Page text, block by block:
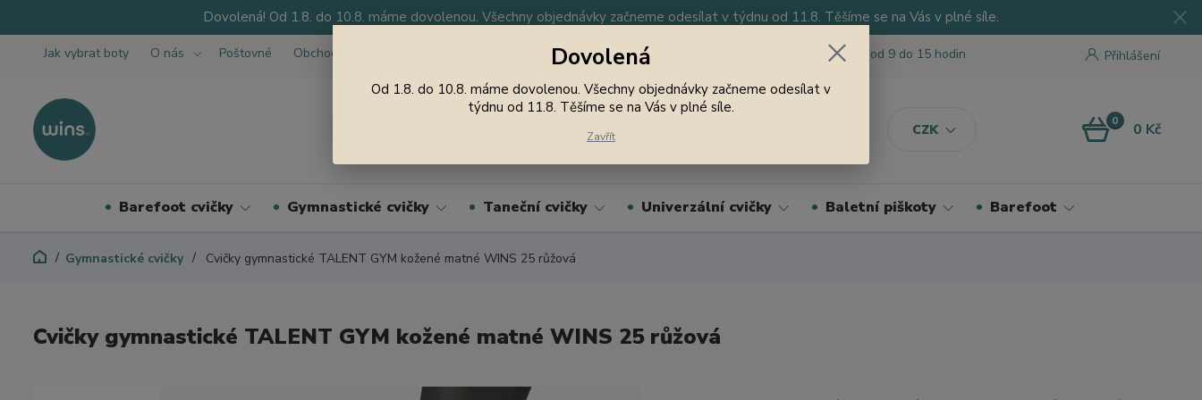
Dovolená! Od 1.8. do 10.8. máme dovolenou. Všechny objednávky začneme odesílat v týdnu od 11.8. Těšíme se na Vás v plné síle.
Jak vybrat boty O nás Poštovné Obchodní podmínky
CZK
Přihlášení
Nevíte si rady? Zavolejte. Jsme tu pro Vás od 9 do 15 hodin
0 0 Kč
Barefoot cvičky Gymnastické cvičky Taneční cvičky Univerzální cvičky Baletní piškoty Barefoot
Gymnastické cvičky Cvičky gymnastické TALENT GYM kožené matné WINS 25 růžová
Cvičky gymnastické TALENT GYM kožené matné WINS 25 růžová
Dovolená
Od 1.8. do 10.8. máme dovolenou. Všechny objednávky začneme odesílat v
týdnu od 11.8. Těšíme se na Vás v plné síle.
Zavřít